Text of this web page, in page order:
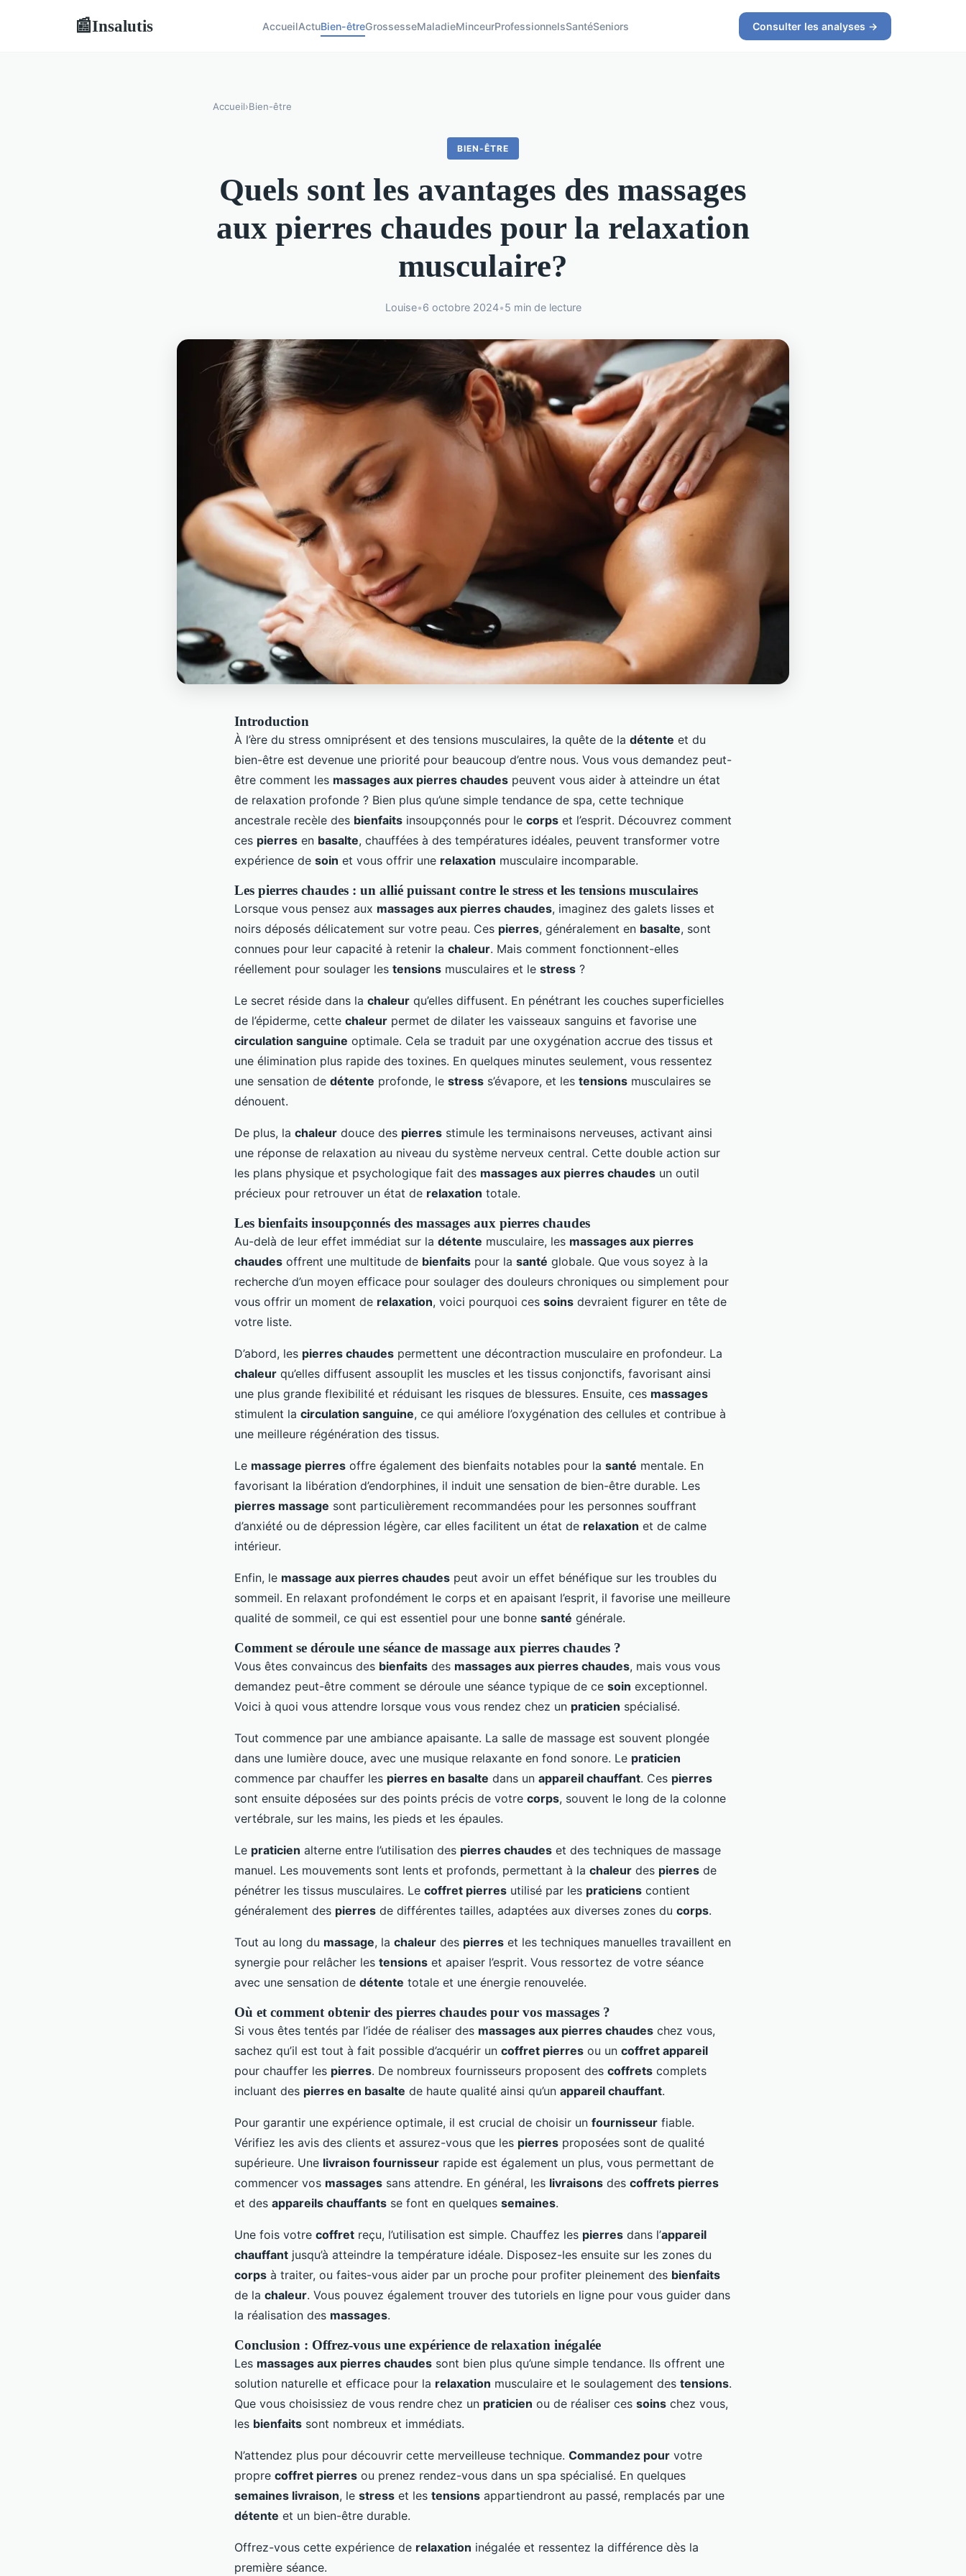
📰Insalutis AccueilActuBien-êtreGrossesseMaladieMinceurProfessionnelsSantéSeniors Consulter les analyses →
Accueil›Bien-être
BIEN-ÊTRE
Quels sont les avantages des massages
aux pierres chaudes pour la relaxation
musculaire?
Louise•6 octobre 2024•5 min de lecture
Introduction
À l’ère du stress omniprésent et des tensions musculaires, la quête de la détente et du
bien-être est devenue une priorité pour beaucoup d’entre nous. Vous vous demandez peut-
être comment les massages aux pierres chaudes peuvent vous aider à atteindre un état
de relaxation profonde ? Bien plus qu’une simple tendance de spa, cette technique
ancestrale recèle des bienfaits insoupçonnés pour le corps et l’esprit. Découvrez comment
ces pierres en basalte, chauffées à des températures idéales, peuvent transformer votre
expérience de soin et vous offrir une relaxation musculaire incomparable.
Les pierres chaudes : un allié puissant contre le stress et les tensions musculaires
Lorsque vous pensez aux massages aux pierres chaudes, imaginez des galets lisses et
noirs déposés délicatement sur votre peau. Ces pierres, généralement en basalte, sont
connues pour leur capacité à retenir la chaleur. Mais comment fonctionnent-elles
réellement pour soulager les tensions musculaires et le stress ?
Le secret réside dans la chaleur qu’elles diffusent. En pénétrant les couches superficielles
de l’épiderme, cette chaleur permet de dilater les vaisseaux sanguins et favorise une
circulation sanguine optimale. Cela se traduit par une oxygénation accrue des tissus et
une élimination plus rapide des toxines. En quelques minutes seulement, vous ressentez
une sensation de détente profonde, le stress s’évapore, et les tensions musculaires se
dénouent.
De plus, la chaleur douce des pierres stimule les terminaisons nerveuses, activant ainsi
une réponse de relaxation au niveau du système nerveux central. Cette double action sur
les plans physique et psychologique fait des massages aux pierres chaudes un outil
précieux pour retrouver un état de relaxation totale.
Les bienfaits insoupçonnés des massages aux pierres chaudes
Au-delà de leur effet immédiat sur la détente musculaire, les massages aux pierres
chaudes offrent une multitude de bienfaits pour la santé globale. Que vous soyez à la
recherche d’un moyen efficace pour soulager des douleurs chroniques ou simplement pour
vous offrir un moment de relaxation, voici pourquoi ces soins devraient figurer en tête de
votre liste.
D’abord, les pierres chaudes permettent une décontraction musculaire en profondeur. La
chaleur qu’elles diffusent assouplit les muscles et les tissus conjonctifs, favorisant ainsi
une plus grande flexibilité et réduisant les risques de blessures. Ensuite, ces massages
stimulent la circulation sanguine, ce qui améliore l’oxygénation des cellules et contribue à
une meilleure régénération des tissus.
Le massage pierres offre également des bienfaits notables pour la santé mentale. En
favorisant la libération d’endorphines, il induit une sensation de bien-être durable. Les
pierres massage sont particulièrement recommandées pour les personnes souffrant
d’anxiété ou de dépression légère, car elles facilitent un état de relaxation et de calme
intérieur.
Enfin, le massage aux pierres chaudes peut avoir un effet bénéfique sur les troubles du
sommeil. En relaxant profondément le corps et en apaisant l’esprit, il favorise une meilleure
qualité de sommeil, ce qui est essentiel pour une bonne santé générale.
Comment se déroule une séance de massage aux pierres chaudes ?
Vous êtes convaincus des bienfaits des massages aux pierres chaudes, mais vous vous
demandez peut-être comment se déroule une séance typique de ce soin exceptionnel.
Voici à quoi vous attendre lorsque vous vous rendez chez un praticien spécialisé.
Tout commence par une ambiance apaisante. La salle de massage est souvent plongée
dans une lumière douce, avec une musique relaxante en fond sonore. Le praticien
commence par chauffer les pierres en basalte dans un appareil chauffant. Ces pierres
sont ensuite déposées sur des points précis de votre corps, souvent le long de la colonne
vertébrale, sur les mains, les pieds et les épaules.
Le praticien alterne entre l’utilisation des pierres chaudes et des techniques de massage
manuel. Les mouvements sont lents et profonds, permettant à la chaleur des pierres de
pénétrer les tissus musculaires. Le coffret pierres utilisé par les praticiens contient
généralement des pierres de différentes tailles, adaptées aux diverses zones du corps.
Tout au long du massage, la chaleur des pierres et les techniques manuelles travaillent en
synergie pour relâcher les tensions et apaiser l’esprit. Vous ressortez de votre séance
avec une sensation de détente totale et une énergie renouvelée.
Où et comment obtenir des pierres chaudes pour vos massages ?
Si vous êtes tentés par l’idée de réaliser des massages aux pierres chaudes chez vous,
sachez qu’il est tout à fait possible d’acquérir un coffret pierres ou un coffret appareil
pour chauffer les pierres. De nombreux fournisseurs proposent des coffrets complets
incluant des pierres en basalte de haute qualité ainsi qu’un appareil chauffant.
Pour garantir une expérience optimale, il est crucial de choisir un fournisseur fiable.
Vérifiez les avis des clients et assurez-vous que les pierres proposées sont de qualité
supérieure. Une livraison fournisseur rapide est également un plus, vous permettant de
commencer vos massages sans attendre. En général, les livraisons des coffrets pierres
et des appareils chauffants se font en quelques semaines.
Une fois votre coffret reçu, l’utilisation est simple. Chauffez les pierres dans l’appareil
chauffant jusqu’à atteindre la température idéale. Disposez-les ensuite sur les zones du
corps à traiter, ou faites-vous aider par un proche pour profiter pleinement des bienfaits
de la chaleur. Vous pouvez également trouver des tutoriels en ligne pour vous guider dans
la réalisation des massages.
Conclusion : Offrez-vous une expérience de relaxation inégalée
Les massages aux pierres chaudes sont bien plus qu’une simple tendance. Ils offrent une
solution naturelle et efficace pour la relaxation musculaire et le soulagement des tensions.
Que vous choisissiez de vous rendre chez un praticien ou de réaliser ces soins chez vous,
les bienfaits sont nombreux et immédiats.
N’attendez plus pour découvrir cette merveilleuse technique. Commandez pour votre
propre coffret pierres ou prenez rendez-vous dans un spa spécialisé. En quelques
semaines livraison, le stress et les tensions appartiendront au passé, remplacés par une
détente et un bien-être durable.
Offrez-vous cette expérience de relaxation inégalée et ressentez la différence dès la
première séance.